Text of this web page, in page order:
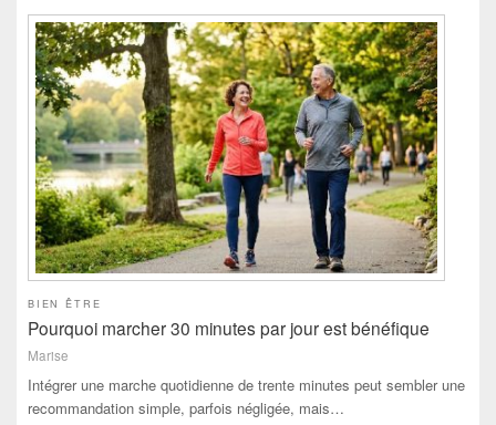
BIEN ÊTRE
Pourquoi marcher 30 minutes par jour est bénéfique
Marise
Intégrer une marche quotidienne de trente minutes peut sembler une
recommandation simple, parfois négligée, mais…